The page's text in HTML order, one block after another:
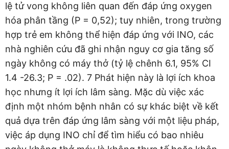
lệ tử vong không liên quan đến đáp ứng oxygen
hóa phân tầng (P = 0,52); tuy nhiên, trong trường
hợp trẻ em không thể hiện đáp ứng với INO, các
nhà nghiên cứu đã ghi nhận nguy cơ gia tăng số
ngày không có máy thở (tỷ lệ chênh 6.1, 95% CI
1.4 -26.3; P = .02). 7 Phát hiện này là lợi ích khoa
học nhưng ít lợi ích lâm sàng. Mặc dù việc xác
định một nhóm bệnh nhân có sự khác biệt về kết
quả dựa trên đáp ứng lâm sàng với một liệu pháp,
việc áp dụng INO chỉ để tìm hiểu có bao nhiêu